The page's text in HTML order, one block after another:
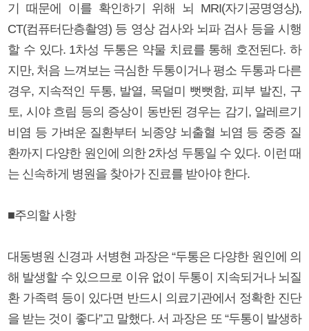
기 때문에 이를 확인하기 위해 뇌 MRI(자기공명영상),
CT(컴퓨터단층촬영) 등 영상 검사와 뇌파 검사 등을 시행
할 수 있다. 1차성 두통은 약물 치료를 통해 호전된다. 하
지만, 처음 느껴보는 극심한 두통이거나 평소 두통과 다른
경우, 지속적인 두통, 발열, 목덜미 뻣뻣함, 피부 발진, 구
토, 시야 흐림 등의 증상이 동반된 경우는 감기, 알레르기
비염 등 가벼운 질환부터 뇌종양 뇌출혈 뇌염 등 중증 질
환까지 다양한 원인에 의한 2차성 두통일 수 있다. 이런 때
는 신속하게 병원을 찾아가 진료를 받아야 한다.
■주의할 사항
대동병원 신경과 서병현 과장은 “두통은 다양한 원인에 의
해 발생할 수 있으므로 이유 없이 두통이 지속되거나 뇌질
환 가족력 등이 있다면 반드시 의료기관에서 정확한 진단
을 받는 것이 좋다”고 말했다. 서 과장은 또 “두통이 발생하